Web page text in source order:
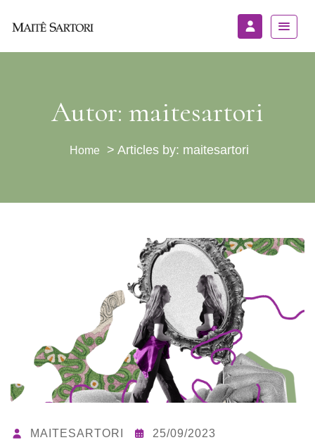
Autor: maitesartori
> Articles by: maitesartori
MAITESARTORI
25/09/2023